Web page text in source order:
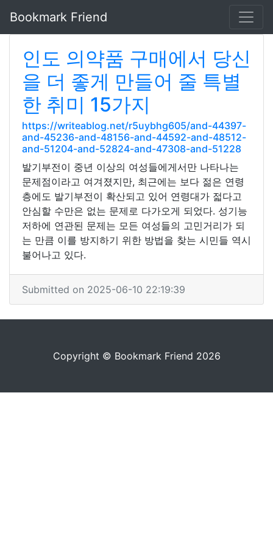
Bookmark Friend
인도 의약품 구매에서 당신
을 더 좋게 만들어 줄 특별
한 취미 15가지
https://writeablog.net/r5uybhg605/and-44397-
and-45236-and-48156-and-44592-and-48512-
and-51204-and-52824-and-47308-and-51228
발기부전이 중년 이상의 여성들에게서만 나타나는
문제점이라고 여겨졌지만, 최근에는 보다 젊은 연령
층에도 발기부전이 확산되고 있어 연령대가 젋다고
안심할 수만은 없는 문제로 다가오게 되었다. 성기능
저하에 연관된 문제는 모든 여성들의 고민거리가 되
는 만큼 이를 방지하기 위한 방법을 찾는 시민들 역시
불어나고 있다.
Submitted on 2025-06-10 22:19:39
Copyright © Bookmark Friend 2026